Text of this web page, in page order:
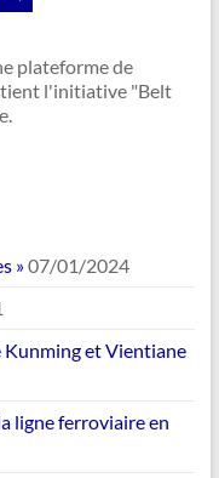
plateforme de
l'initiative "Belt
»07/01/2024
et Vientiane
ligne ferroviaire en